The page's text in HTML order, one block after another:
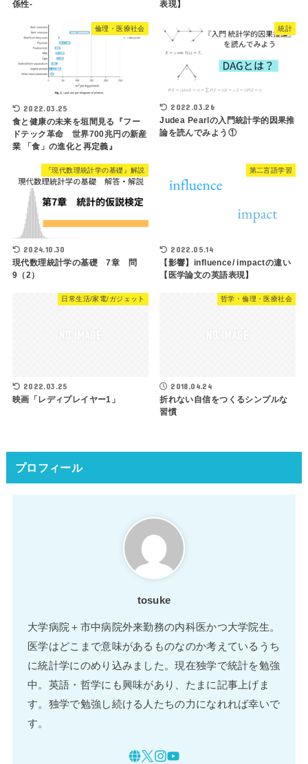
係性-
表現】
倫理・医療社会
2022.03.25
食と健康の未来を垣間見る『フー
ドテック革命 世界700兆円の新産
業 「食」の進化と再定義』
統計
2022.03.26
Judea Pearlの入門統計学的因果推
論を読んでみよう①
『現代数理統計学の基礎』解説
2024.10.30
現代数理統計学の基礎 7章 問
9（2）
第二言語学習
2022.05.14
【影響】influence/ impactの違い
【医学論文の英語表現】
日常生活/家電/ガジェット
2022.03.25
映画「レディプレイヤー1」
哲学・倫理・医療社会
2018.04.24
折れない自信をつくるシンプルな
習慣
プロフィール
tosuke
大学病院＋市中病院外来勤務の内科医かつ大学院生。
医学はどこまで意味があるものなのか考えているうち
に統計学にのめり込みました。現在独学で統計を勉強
中。英語・哲学にも興味があり、たまに記事上げま
す。独学で勉強し続ける人たちの力になれれば幸いで
す。